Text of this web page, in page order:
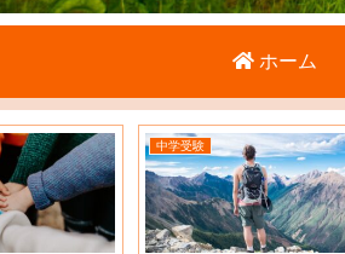
ホーム
中学受験